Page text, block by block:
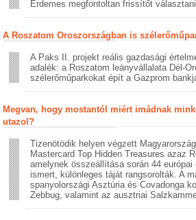
Érdemes megfontoltan frissítőt
A Roszatom Oroszországban is
A Paks II. projekt reális gazdasági
adalék: a Roszatom leányvállalata Dél-
szélerőműparkokat épít a Gazprom
Megvan, hogy mostantól miért imádnak
utazol?
Tizenötödik helyen végzett
Mastercard Top Hidden Treasures azaz
amelynek összeállítása során 44
ismert, különleges táját rangsorolták. A
spanyolországi Asztúria és Covadonga
Zebbug, valamint az ausztriai